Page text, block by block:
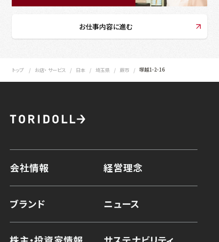
お仕事内容に進む
トップ お店・ サービス 日本 埼玉県 蕨市 塚越1-2-16
会社情報 経営理念
ブランド ニュース